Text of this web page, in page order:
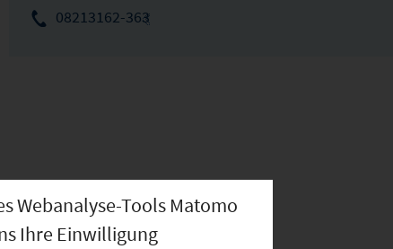
08213162-363
Webanalyse-Tools Matomo
Ihre Einwilligung